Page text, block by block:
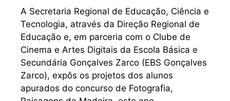
A Secretaria Regional de Educação, Ciência e
Tecnologia, através da Direção Regional de
Educação e, em parceria com o Clube de
Cinema e Artes Digitais da Escola Básica e
Secundária Gonçalves Zarco (EBS Gonçalves
Zarco), expôs os projetos dos alunos
apurados do concurso de Fotografia,